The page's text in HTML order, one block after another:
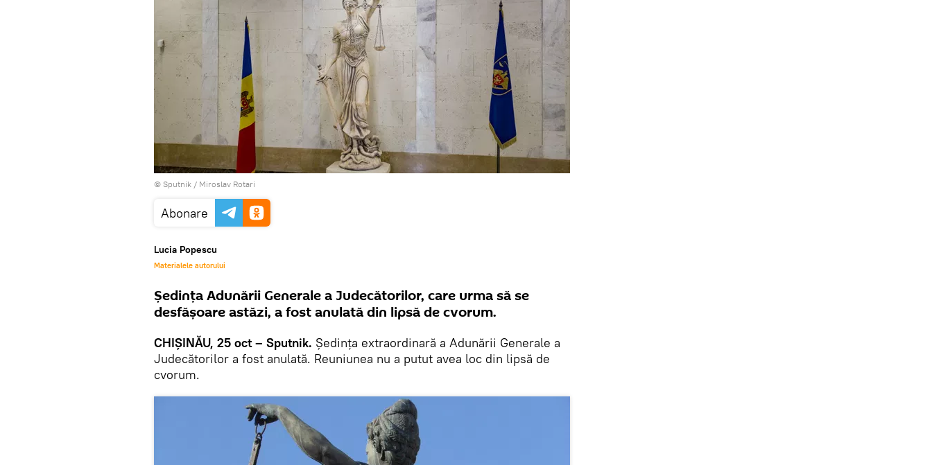
© Sputnik / Miroslav Rotari
Abonare
Lucia Popescu
Materialele autorului
Ședința Adunării Generale a Judecătorilor, care urma să se
desfășoare astăzi, a fost anulată din lipsă de cvorum.
CHIȘINĂU, 25 oct – Sputnik. Ședința extraordinară a Adunării Generale a
Judecătorilor a fost anulată. Reuniunea nu a putut avea loc din lipsă de
cvorum.